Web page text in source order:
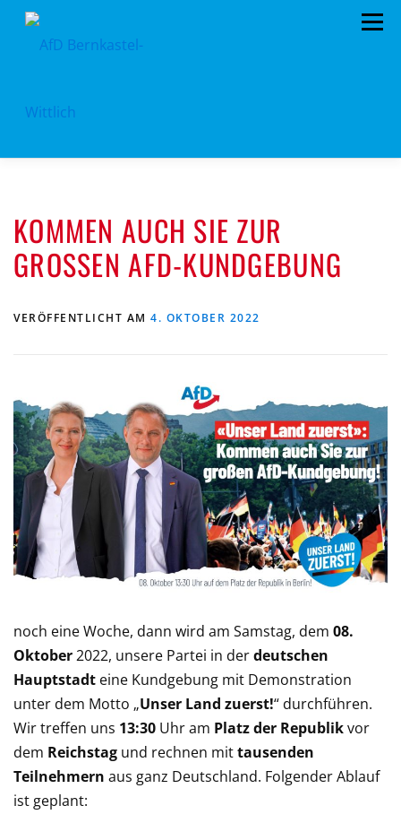
Zum
Menü
KONTAKT MITGLIED WERDEN
IMPRESSUM
KOMMEN AUCH SIE ZUR
GROSSEN AFD-KUNDGEBUNG
VERÖFFENTLICHT AM 4. OKTOBER 2022
noch eine Woche, dann wird am Samstag, dem 08.
Oktober2022, unsere Partei in derdeutschen
Hauptstadt eine Kundgebung mit Demonstration
unter dem Motto „Unser Land zuerst!“ durchführen.
Wir treffen uns 13:30 Uhr am Platz der Republikvor
dem Reichstag und rechnen mittausenden
Teilnehmern aus ganz Deutschland. Folgender Ablauf
ist geplant: